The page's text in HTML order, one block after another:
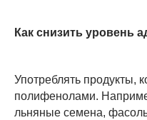
Как снизить уровень
Употреблять продукты,
полифенолами.
льняные семена,